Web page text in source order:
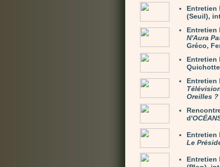
Entretien
(Seuil),
Entretien
N'Aura
Gréco,
Entretien
Entretien
Oreilles ?
d'
Entretien
Le
Entretien